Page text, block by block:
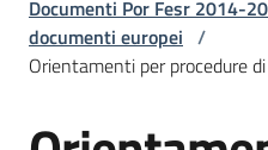
Documenti Por Fesr 2014-
documenti europei /
Orientamenti per procedure